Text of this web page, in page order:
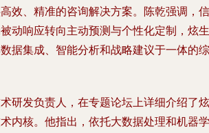
效、精准的咨询解决方案。陈乾强调，信
动响应转向主动预测与个性化定制，炫生
据集成、智能分析和战略建议于一体的综
研发负责人，在专题论坛上详细介绍了炫
内核。他指出，依托大数据处理和机器学